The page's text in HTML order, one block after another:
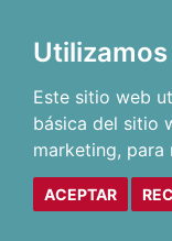
Este sitio web
básica del sitio
marketing, para
ACEPTAR